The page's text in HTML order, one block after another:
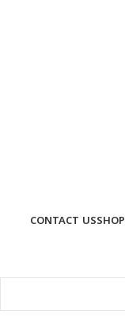
SHOP
CONTACT US